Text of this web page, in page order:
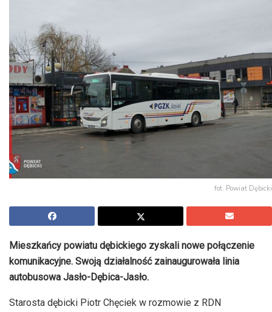
fot. Powiat Dębicki
Mieszkańcy powiatu dębickiego zyskali nowe połączenie
komunikacyjne. Swoją działalność zainaugurowała linia
autobusowa Jasło-Dębica-Jasło.
Starosta dębicki Piotr Chęciek w rozmowie z RDN